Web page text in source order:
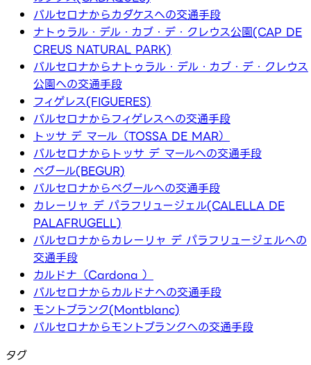
バルセロナからカダケスへの交通手段
ナトゥラル・デル・カブ・デ・クレウス公園(CAP DE
CREUS NATURAL PARK)
バルセロナからナトゥラル・デル・カブ・デ・クレウス
公園への交通手段
フィゲレス(FIGUERES)
バルセロナからフィゲレスへの交通手段
トッサ デ マール（TOSSA DE MAR）
バルセロナからトッサ デ マールへの交通手段
ベグール(BEGUR)
バルセロナからベグールへの交通手段
カレーリャ デ パラフリュージェル(CALELLA DE
PALAFRUGELL)
バルセロナからカレーリャ デ パラフリュージェルへの
交通手段
カルドナ（Cardona ）
バルセロナからカルドナへの交通手段
モントブランク(Montblanc)
バルセロナからモントブランクへの交通手段
タグ